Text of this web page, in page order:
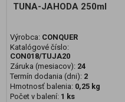
TUNA-JAHODA 250ml
Výrobca: CONQUER
Katalógové číslo:
CON018/TUJA20
Záruka (mesiacov): 24
Termín dodania (dni): 2
Hmotnosť balenia: 0,25 kg
Počet v balení: 1 ks